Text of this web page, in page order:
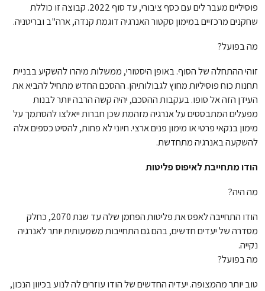
פוסיליים מעבר לים עם כסף ציבורי, עד סוף 2022. קבוצה זו כוללת
שחקנים מרכזיים במימון סקטור האנרגיה דוגמת קנדה, ארה"ב ובריטניה.
מה בפועל?
זוהי ההתחלה של הסוף. באופן היסטורי, ממשלות מיהרו להשקיע בבניית
תחנות כוח פוסיליות מחוץ לגבולותיהן. ההסכם החדש מתחיל להביא את
העידן הזה אל סופו. בעקבות ההסכם, יהיה קשה הרבה יותר לבנות
מפעלים המתבססים על אנרגיה מזהמת שכן חברות ייאלצו להסתמך על
מימון בנקאי פרטי או מימון פנים ארצי. חיוני לא פחות, להסיט כספים אלה
להשקעה באנרגיה מתחדשת.
הודו מתחייבת לאיפוס פליטות
מה היה?
הודו התחייבה לאפס את פליטות הפחמן שלה עד שנת 2070, כחלק
מסדרה של יעדים חדשים, בהם גם התחייבות משמעותית יותר לאנרגיה
נקייה.
מה בפועל?
טוב יותר מהמצופה. יעדיה החדשים של הודו עוזרים לה לנוע בכיוון הנכון,